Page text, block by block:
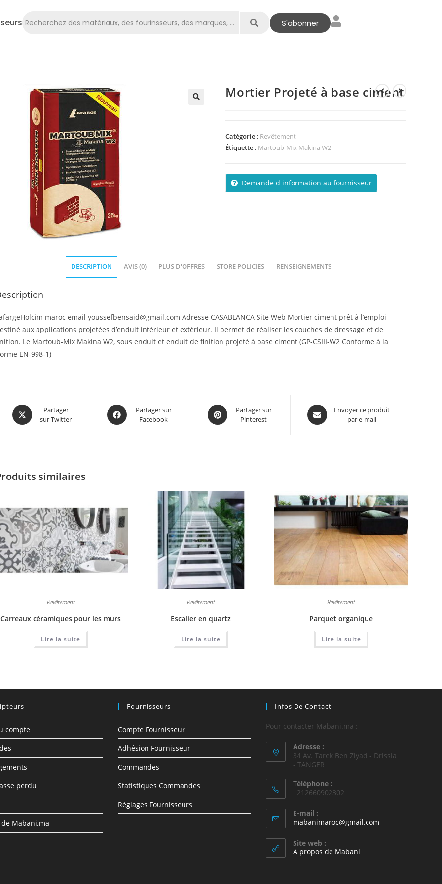
S'abonner
Mortier Projeté à base ciment
Catégorie : Revêtement
Étiquette : Martoub-Mix Makina W2
Demande d information au fournisseur
DESCRIPTION AVIS (0) PLUS D'OFFRES STORE POLICIES RENSEIGNEMENTS
maroc email youssefbensaid@gmail.com Adresse CASABLANCA Site Web Mortier ciment prêt à l’emploi
aux applications projetées d’enduit intérieur et extérieur. Il permet de réaliser les couches de dressage et de
Le Martoub-Mix Makina W2, sous enduit et enduit de finition projeté à base ciment (GP-CSIII-W2 Conforme à la
EN-998-1)
Partager
sur Twitter
Partager sur
Facebook
Partager sur
Pinterest
Envoyer ce produit
par e-mail
similaires
Revêtement
Carreaux céramiques pour les murs
Lire la suite
Revêtement
Escalier en quartz
Lire la suite
Revêtement
Parquet organique
Lire la suite
compte
perdu
Mabani.ma
Fournisseurs
Compte Fournisseur
Adhésion Fournisseur
Commandes
Statistiques Commandes
Réglages Fournisseurs
Infos De Contact
Pour contacter Mabani.ma :
Adresse :
34 Av. Tarek Ben Ziyad - Drissia
- TANGER
Téléphone :
+212660902302
E-mail :
mabanimaroc@gmail.com
Site web :
A propos de Mabani